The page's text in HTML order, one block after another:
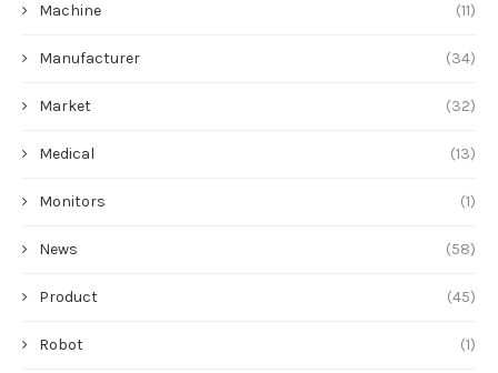
Machine (11)
Manufacturer (34)
Market (32)
Medical (13)
Monitors (1)
News (58)
Product (45)
Robot (1)